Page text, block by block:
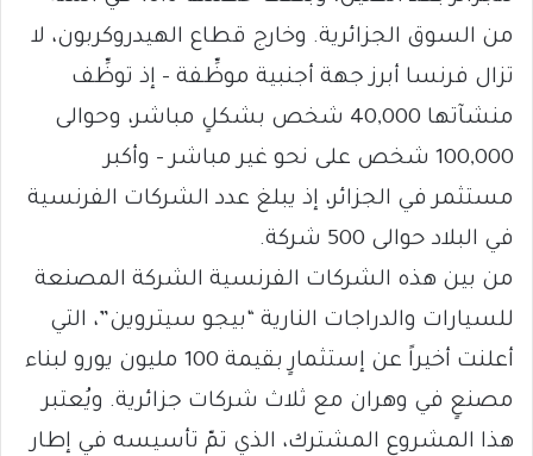
من السوق الجزائرية. وخارج قطاع الهيدروكربون، لا
تزال فرنسا أبرز جهة أجنبية موظِّفة – إذ توظِّف
منشآتها 40,000 شخص بشكلٍ مباشر، وحوالى
100,000 شخص على نحو غير مباشر – وأكبر
مستثمر في الجزائر، إذ يبلغ عدد الشركات الفرنسية
في البلاد حوالى 500 شركة.
من بين هذه الشركات الفرنسية الشركة المصنعة
للسيارات والدراجات النارية “بيجو سيتروين”، التي
أعلنت أخيراً عن إستثمارٍ بقيمة 100 مليون يورو لبناء
مصنعٍ في وهران مع ثلاث شركات جزائرية. ويُعتبر
هذا المشروع المشترك، الذي تمّ تأسيسه في إطار